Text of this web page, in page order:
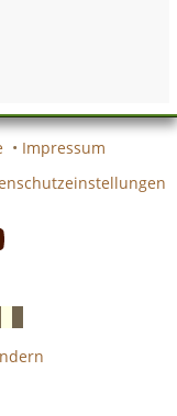
• Impressum